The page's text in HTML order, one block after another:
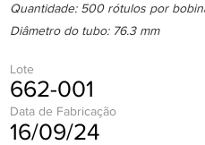
Quantidade: 500 rótulos por
Diâmetro do tubo: 76.3 mm
Lote
662-001
Data de Fabricação
16/09/24